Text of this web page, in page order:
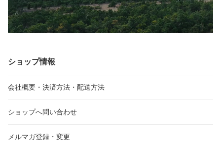
ショップ情報
会社概要・決済方法・配送方法
ショップへ問い合わせ
メルマガ登録・変更